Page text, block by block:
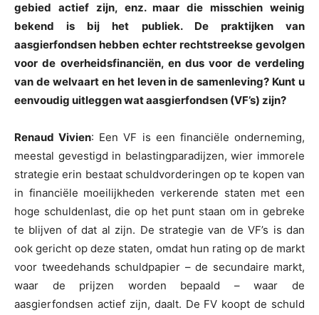
gebied actief zijn, enz. maar die misschien weinig
bekend is bij het publiek. De praktijken van
aasgierfondsen hebben echter rechtstreekse gevolgen
voor de overheidsfinanciën, en dus voor de verdeling
van de welvaart en het leven in de samenleving? Kunt u
eenvoudig uitleggen wat aasgierfondsen (VF’s) zijn?
Renaud Vivien: Een VF is een financiële onderneming,
meestal gevestigd in belastingparadijzen, wier immorele
strategie erin bestaat schuldvorderingen op te kopen van
in financiële moeilijkheden verkerende staten met een
hoge schuldenlast, die op het punt staan om in gebreke
te blijven of dat al zijn. De strategie van de VF’s is dan
ook gericht op deze staten, omdat hun rating op de markt
voor tweedehands schuldpapier – de secundaire markt,
waar de prijzen worden bepaald – waar de
aasgierfondsen actief zijn, daalt. De FV koopt de schuld